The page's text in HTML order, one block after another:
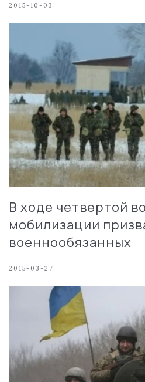
2015-10-03
В ходе четвертой
мобилизации
военнообязанных
2015-03-27